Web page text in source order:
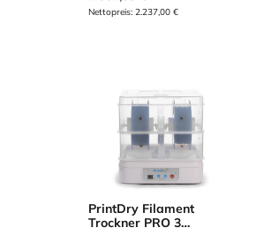
Nettopreis: 2.237,00€
PrintDry Filament
Trockner PRO 3